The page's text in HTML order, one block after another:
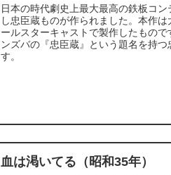
日本の時代劇史上最大最高の鉄板コ
し忠臣蔵ものが作られました。本作
ールスターキャストで製作したもの
ンズバの『忠臣蔵』という題名を持
す。
血は渇いてる（昭和35年）